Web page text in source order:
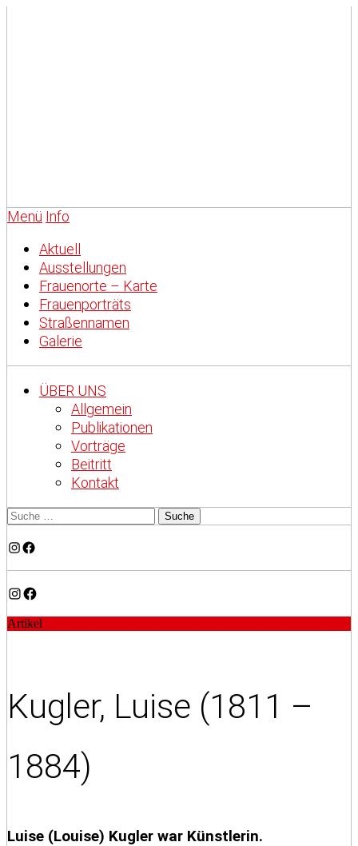
Menü Info
Aktuell
Ausstellungen
Frauenorte – Karte
Frauenporträts
Straßennamen
Galerie
ÜBER UNS
Allgemein
Publikationen
Vorträge
Beitritt
Kontakt
Instagram
Facebook
Instagram
Facebook
Artikel
Kugler, Luise (1811 –
1884)
Luise (Louise) Kugler war Künstlerin.